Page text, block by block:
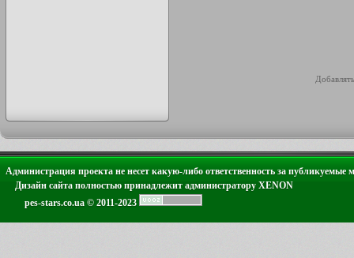
Администрация проекта не несет какую-либо ответственность за публикуемые
Дизайн сайта полностью принадлежит администратору XENON
pes-stars.co.ua © 2011-2023